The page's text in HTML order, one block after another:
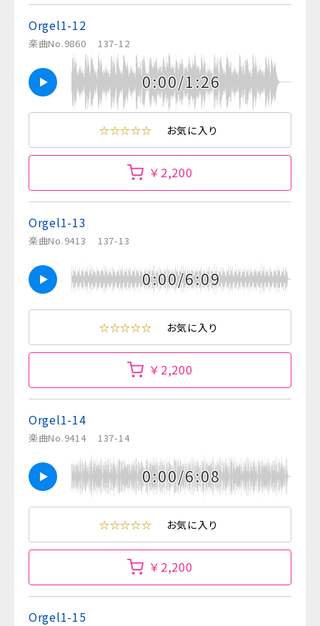
Orgel1-12
楽曲No.9860 137-12
0:00/1:26
☆☆☆☆☆ お気に入り
￥2,200
Orgel1-13
楽曲No.9413 137-13
0:00/6:09
☆☆☆☆☆ お気に入り
￥2,200
Orgel1-14
楽曲No.9414 137-14
0:00/6:08
☆☆☆☆☆ お気に入り
￥2,200
Orgel1-15